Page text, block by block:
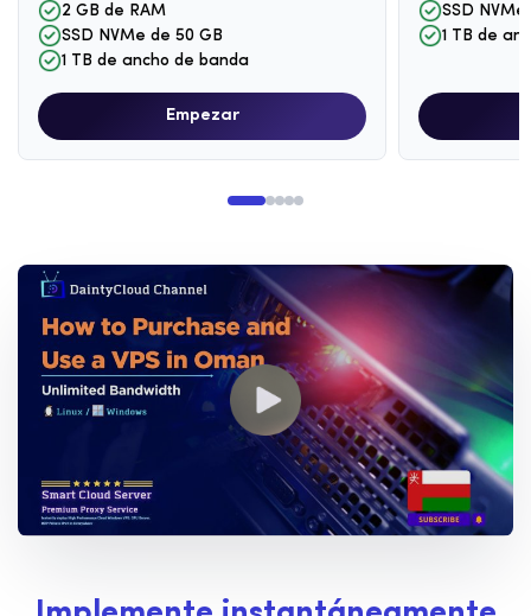
2 GB de RAM
SSD NVMe de 50 GB
1 TB de ancho de banda
Empezar
SSD
1 TB de